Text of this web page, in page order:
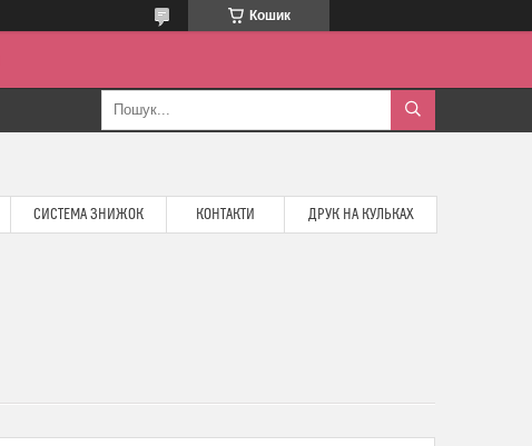
Кошик
СИСТЕМА ЗНИЖОК КОНТАКТИ ДРУК НА КУЛЬКАХ